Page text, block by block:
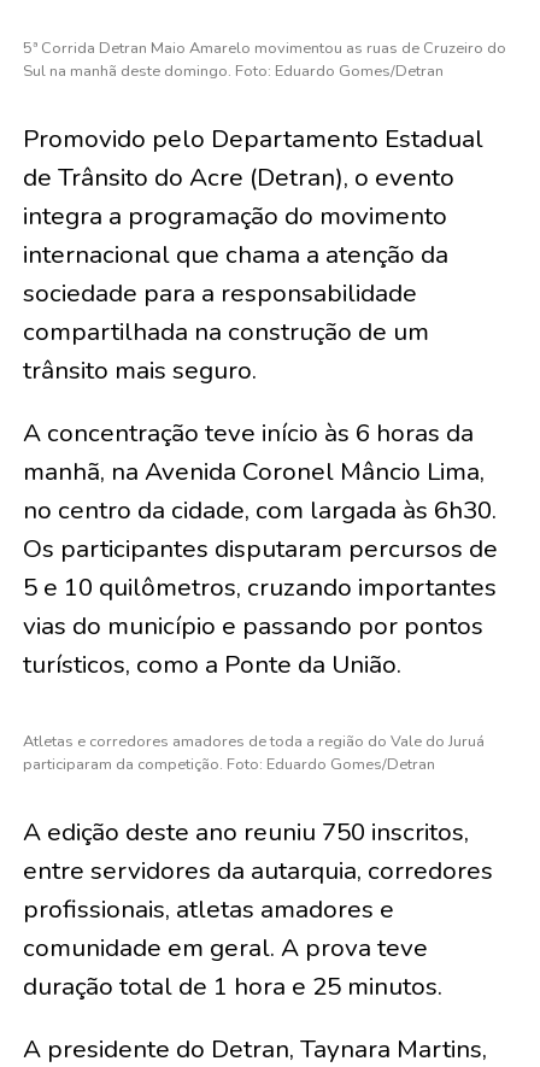
5ª Corrida Detran Maio Amarelo movimentou as ruas de Cruzeiro do
Sul na manhã deste domingo. Foto: Eduardo Gomes/Detran
Promovido pelo Departamento Estadual
de Trânsito do Acre (Detran), o evento
integra a programação do movimento
internacional que chama a atenção da
sociedade para a responsabilidade
compartilhada na construção de um
trânsito mais seguro.
A concentração teve início às 6 horas da
manhã, na Avenida Coronel Mâncio Lima,
no centro da cidade, com largada às 6h30.
Os participantes disputaram percursos de
5 e 10 quilômetros, cruzando importantes
vias do município e passando por pontos
turísticos, como a Ponte da União.
Atletas e corredores amadores de toda a região do Vale do Juruá
participaram da competição. Foto: Eduardo Gomes/Detran
A edição deste ano reuniu 750 inscritos,
entre servidores da autarquia, corredores
profissionais, atletas amadores e
comunidade em geral. A prova teve
duração total de 1 hora e 25 minutos.
A presidente do Detran, Taynara Martins,